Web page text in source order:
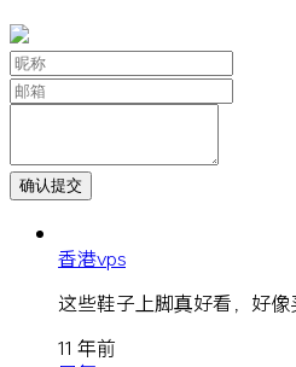
香港vps
这些鞋子上脚真好看，好
11 年前